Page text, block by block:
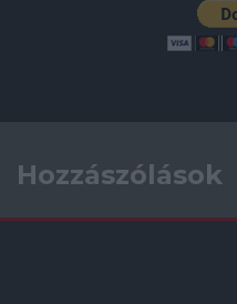
Hozzászólások